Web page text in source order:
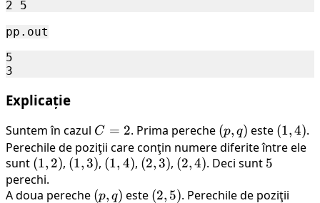
pp.out
5
Explicație
Suntem în cazul C
=
2
C = 2. Prima pereche (p,
q)
(p, q) este (1,
4)
(1,4).
Perechile de poziţii care conţin numere diferite între ele
sunt (1,
2)
(1, 2), (1,
(1, 3), (1,
(1, 4), (2,
(2,3), (2,
(2,4). Deci sunt 5
5
perechi.
A doua pereche (p,
(p, q) este (2,
(2, 5). Perechile de poziţii